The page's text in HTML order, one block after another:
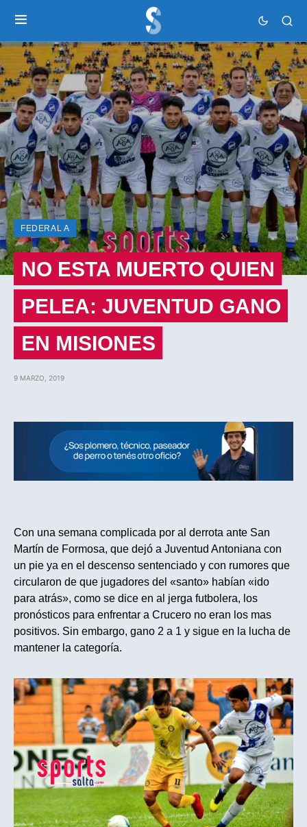
FEDERAL A
NO ESTA MUERTO QUIEN
PELEA: JUVENTUD GANO
EN MISIONES
9 MARZO, 2019
Con una semana complicada por al derrota ante San
Martín de Formosa, que dejó a Juventud Antoniana con
un pie ya en el descenso sentenciado y con rumores que
circularon de que jugadores del «santo» habían «ido
para atrás», como se dice en al jerga futbolera, los
pronósticos para enfrentar a Crucero no eran los mas
positivos. Sin embargo, gano 2 a 1 y sigue en la lucha de
mantener la categoría.